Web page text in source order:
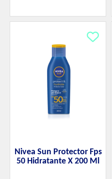
Nivea Sun Protector Fps
50 Hidratante X 200 Ml